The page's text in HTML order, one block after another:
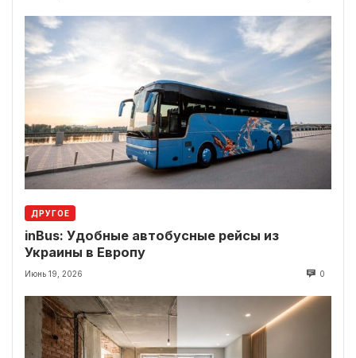
ДРУГОЕ
inBus: Удобные автобусные рейсы из
Украины в Европу
Июнь 19, 2026 0